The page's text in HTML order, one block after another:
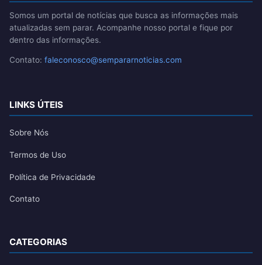
Somos um portal de notícias que busca as informações mais
atualizadas sem parar. Acompanhe nosso portal e fique por
dentro das informações.
Contato: faleconosco@sempararnoticias.com
LINKS ÚTEIS
Sobre Nós
Termos de Uso
Política de Privacidade
Contato
CATEGORIAS